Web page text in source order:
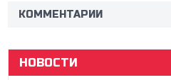
КОММЕНТАРИИ
НОВОСТИ
Far Cry 5: хвалить нельзя